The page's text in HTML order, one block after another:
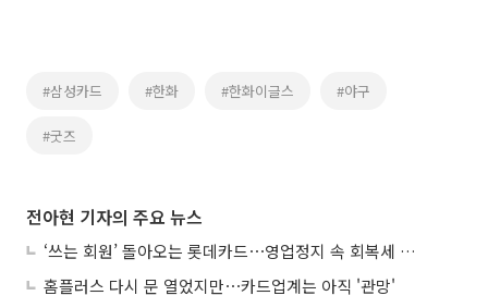
#삼성카드 #한화 #한화이글스 #야구
#굿즈
전아현 기자의 주요 뉴스
‘쓰는 회원’ 돌아오는 롯데카드⋯영업정지 속 회복세 시험대
홈플러스 다시 문 열었지만⋯카드업계는 아직 '관망'